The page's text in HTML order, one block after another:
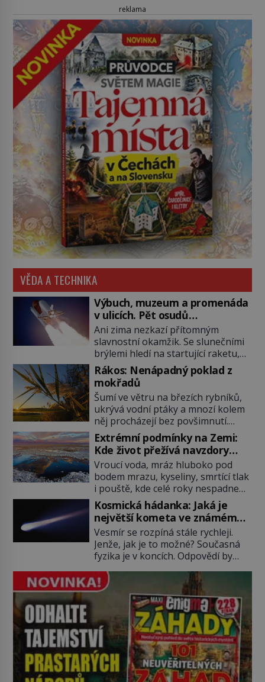
reklama
VĚDA A TECHNIKA
Výbuch, muzeum a promenáda
v ulicích. Pět osudů
nejslavnějších raketoplánů
Ani zima nezkazí přítomným
slavnostní okamžik. Se slunečními
brýlemi hledí na startující raketu,
která má do vesmíru vynést kromě
posádky také obyčejnou učitelku.
Po několika sekundách všem
ztuhnou úsměvy, stroj totiž
exploduje. Jejich konstrukce není
z levného kraje, daňové poplatníky
stojí miliardy dolarů. Na druhou
stranu zvládnou jen představitelné
věci. Na malé kousky Název:
Columbia První […]
Rákos: Nenápadný poklad z
mokřadů
Šumí ve větru na březích rybníků,
ukrývá vodní ptáky a mnozí kolem
něj procházejí bez povšimnutí.
Přesto právě rákos pomáhal stavět
domy, vyrábět lodě, zapisovat první
texty a inspiroval řadu pověstí.
Tato skromná, ale užitečná
rostlina provází člověka už tisíce
let. Většina lidí vnímá rákos jen jako
obyčejnou kulisu letního koupání.
Stačí se však podívat […]
Extrémní podmínky na Zemi:
Kde život přežívá navzdory
všemu
Vroucí voda, mráz hluboko pod
bodem mrazu, kyseliny, smrtící tlak
i pouště, kde celé roky nespadne
jediná kapka deště. Na první
pohled místa, kde nemůže
existovat vůbec nic. Přesto právě
tady vědci objevují organismy,
které posouvají hranice života.
Každý nový nález mění naše
představy o tom, co všechno
dokáže příroda a napovídá, kde
bychom jednou […]
Kosmická hádanka: Jaká je
největší kometa ve známém
vesmíru?
Vesmír se rozpíná stále rychleji.
Jenže, jak je to možné? Současná
fyzika je v koncích. Odpovědí by
energie. Právě na tu se zaměří
pozornost dvojice zkušených
astronomů. Namísto ní ale objeví
něco mnohem hmatatelnějšího.
Naprosto rekordní kometu!
Astronomové Pedro Bernardinelli a
Gary Bernstein mravenčí prací
zkoumají archivní snímky v rámci
Průzkumu temné energie […]